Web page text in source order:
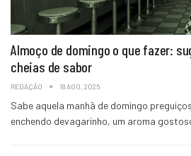
Almoço de domingo o que fazer:
cheias de sabor
REDAÇÃO 18 AGO, 2025
Sabe aquela manhã de domingo
enchendo devagarinho, um aroma